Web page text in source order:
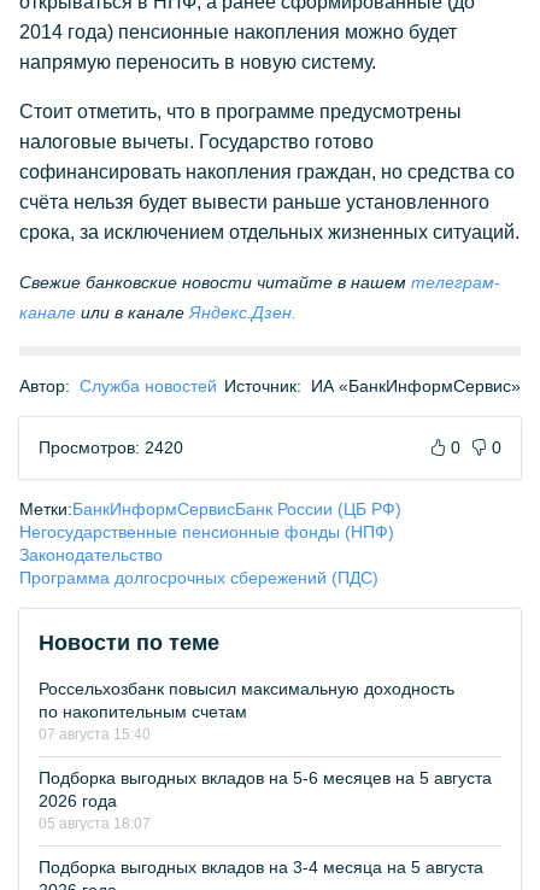
2014 года) пенсионные накопления можно будет
напрямую переносить в новую систему.
Стоит отметить, что в программе предусмотрены
налоговые вычеты. Государство готово
софинансировать накопления граждан, но средства со
счёта нельзя будет вывести раньше установленного
срока, за исключением отдельных жизненных ситуаций.
Свежие банковские новости читайте в нашем телеграм-
канале или в канале Яндекс.Дзен.
Автор: Служба новостей Источник: ИА «БанкИнформСервис»
Просмотров: 2420 0 0
Метки:БанкИнформСервисБанк России (ЦБ РФ)
Негосударственные пенсионные фонды (НПФ)
Законодательство
Программа долгосрочных сбережений (ПДС)
Новости по теме
Россельхозбанк повысил максимальную доходность
по накопительным счетам
07 августа 15:40
Подборка выгодных вкладов на 5-6 месяцев на 5 августа
2026 года
05 августа 18:07
Подборка выгодных вкладов на 3-4 месяца на 5 августа